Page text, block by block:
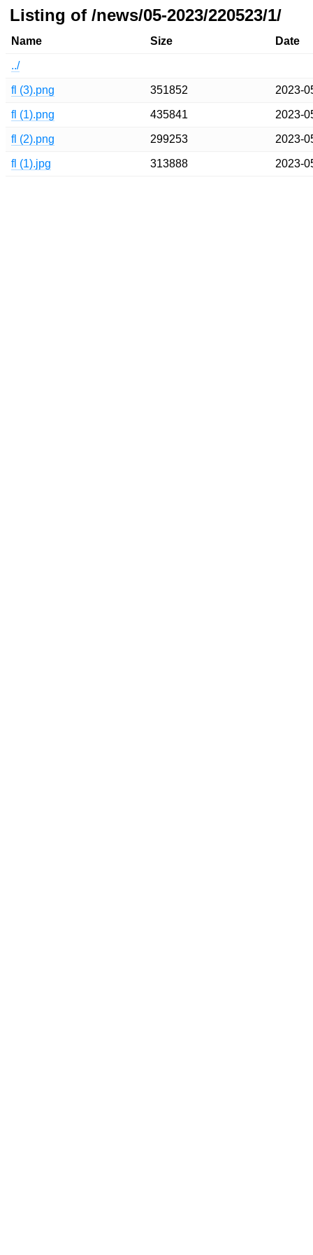
Listing of /news/05-2023/220523/1/
Name Size Date
../
fl (3).png 351852 2023-
fl (1).png 435841 2023-
fl (2).png 299253 2023-
fl (1).jpg 313888 2023-